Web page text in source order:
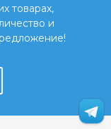
товарах,
и